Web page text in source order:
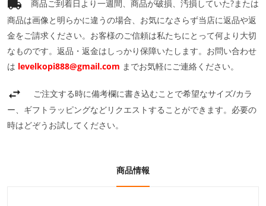
商品ご到着日より一週間、商品が破損、汚損していた?または
商品は画像と明らかに違うの場合、お気になさらず当店に返品や返
金をご請求ください。お客様のご信頼は私たちにとって何より大切
なものです。返品・返金はしっかり保障いたします。お問い合わせ
は levelkopi888@gmail.com までお気軽にご連絡ください。
ご注文する時に備考欄に書き込むことで希望なサイズ/カラ
ー、ギフトラッピングなどリクエストすることができます。必要の
時はどぞうお試してください。
商品情報